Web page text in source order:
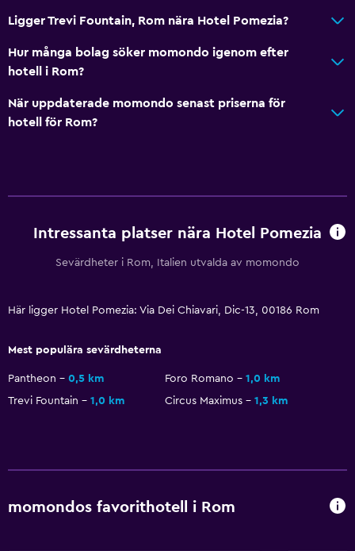
Ligger Trevi Fountain, Rom nära Hotel Pomezia?
Hur många bolag söker momondo igenom efter
hotell i Rom?
När uppdaterade momondo senast priserna för
hotell för Rom?
Intressanta platser nära Hotel Pomezia
Sevärdheter i Rom, Italien utvalda av momondo
Här ligger Hotel Pomezia: Via Dei Chiavari, Dic-13, 00186 Rom
Mest populära sevärdheterna
Pantheon 0,5 km Foro Romano
1,0 km
Trevi Fountain
1,0 km Circus Maximus 1,3 km
momondos favorithotell i Rom